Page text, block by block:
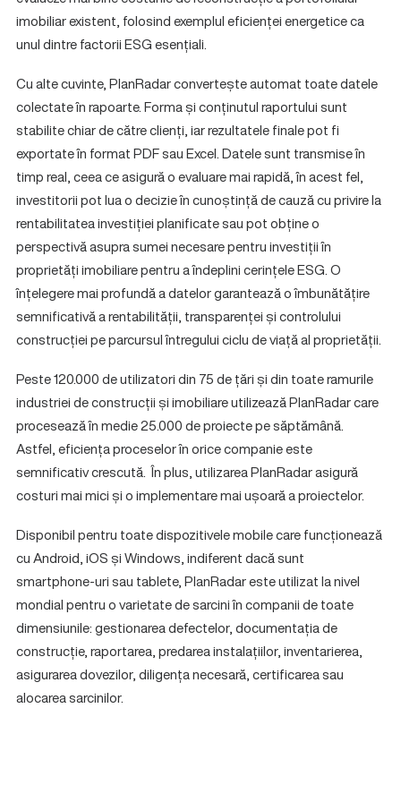
imobiliar existent, folosind exemplul eficienței energetice ca
unul dintre factorii ESG esențiali.
Cu alte cuvinte, PlanRadar convertește automat toate datele
colectate în rapoarte. Forma și conținutul raportului sunt
stabilite chiar de către clienți, iar rezultatele finale pot fi
exportate în format PDF sau Excel. Datele sunt transmise în
timp real, ceea ce asigură o evaluare mai rapidă, în acest fel,
investitorii pot lua o decizie în cunoștință de cauză cu privire la
rentabilitatea investiției planificate sau pot obține o
perspectivă asupra sumei necesare pentru investiții în
proprietăți imobiliare pentru a îndeplini cerințele ESG. O
înțelegere mai profundă a datelor garantează o îmbunătățire
semnificativă a rentabilității, transparenței și controlului
construcției pe parcursul întregului ciclu de viață al proprietății.
Peste 120.000 de utilizatori din 75 de țări și din toate ramurile
industriei de construcții și imobiliare utilizează PlanRadar care
procesează în medie 25.000 de proiecte pe săptămână.
Astfel, eficiența proceselor în orice companie este
semnificativ crescută. În plus, utilizarea PlanRadar asigură
costuri mai mici și o implementare mai ușoară a proiectelor.
Disponibil pentru toate dispozitivele mobile care funcționează
cu Android, iOS și Windows, indiferent dacă sunt
smartphone-uri sau tablete, PlanRadar este utilizat la nivel
mondial pentru o varietate de sarcini în companii de toate
dimensiunile: gestionarea defectelor, documentația de
construcție, raportarea, predarea instalațiilor, inventarierea,
asigurarea dovezilor, diligența necesară, certificarea sau
alocarea sarcinilor.